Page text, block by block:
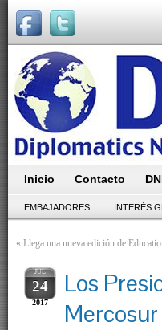
Inicio Contacto
EMBAJADORES INTERÉS
« Llega una nueva edición de
JUL
24
2017
Los